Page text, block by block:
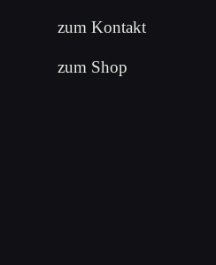
zum Kontakt
zum Shop